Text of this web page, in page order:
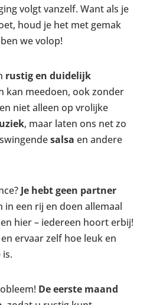
volgt vanzelf. Want als je
houd je het met gemak
we volop!
rustig en duidelijk
kan meedoen, ook zonder
niet alleen op vrolijke
, maar laten ons net zo
salsa en andere
Je hebt geen partner
in een rij en doen allemaal
hier – iedereen hoort erbij!
ervaar zelf hoe leuk en
De eerste maand